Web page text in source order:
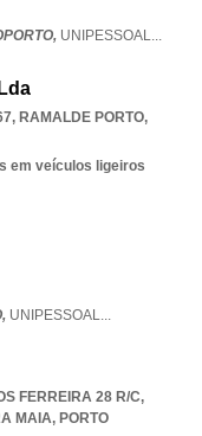
UNIPESSOAL...
, RAMALDE PORTO,
em veículos ligeiros
UNIPESSOAL...
FERREIRA 28 R/C,
MAIA, PORTO